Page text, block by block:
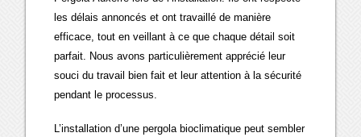
les délais annoncés et ont travaillé de manière
efficace, tout en veillant à ce que chaque détail soit
parfait. Nous avons particulièrement apprécié leur
souci du travail bien fait et leur attention à la sécurité
pendant le processus.
L’installation d’une pergola bioclimatique peut sembler